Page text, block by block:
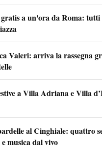
a un'ora da Roma: tutti
Valeri: arriva la rassegna
a Villa Adriana e Villa
al Cinghiale: quattro
musica dal vivo